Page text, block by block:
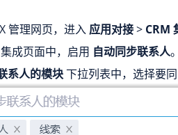
管理网页，进入 应用对接> CRM
成页面中，启用 自动同步联系人
系人的模块下拉列表中，选择要